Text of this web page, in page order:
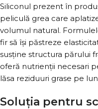
Siliconul prezent în
peliculă grea care
volumul natural.
fir să își păstreze
susține structura părului
oferă nutrienții necesari
lăsa reziduuri grase pe
Soluția pentru